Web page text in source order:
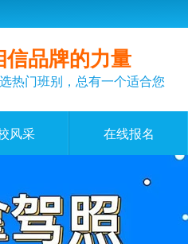
信品牌的力量
热门班别，总有一个适合您
风采 在线报名